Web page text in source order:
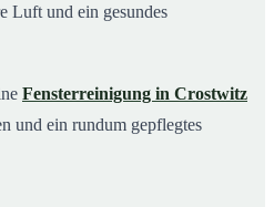
Luft und ein gesundes
Fensterreinigung in Crostwitz
und ein rundum gepflegtes